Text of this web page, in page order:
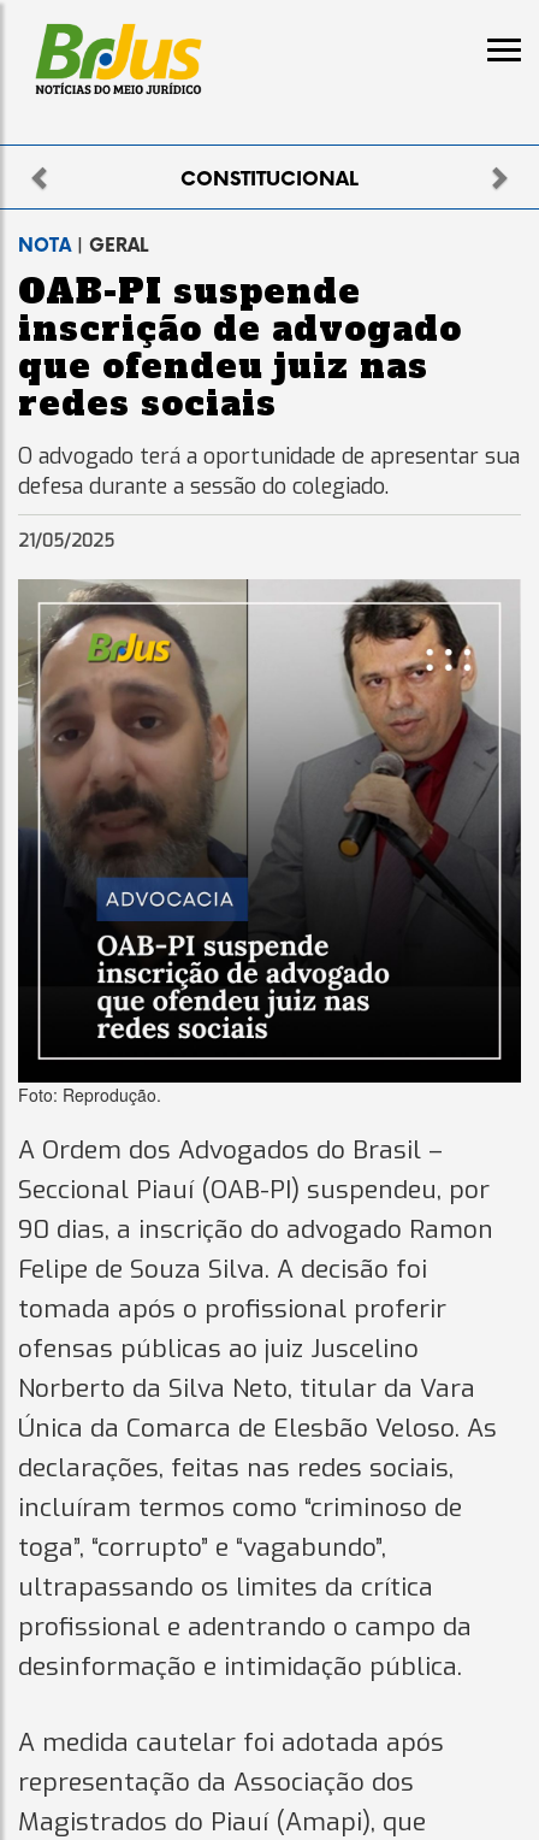
Previous
NOTA| GERAL
OAB-PI suspende
inscrição de advogado
que ofendeu juiz nas
redes sociais
O advogado terá a oportunidade de apresentar sua
defesa durante a sessão do colegiado.
21/05/2025
Foto: Reprodução.
A Ordem dos Advogados do Brasil –
Seccional Piauí (OAB-PI) suspendeu, por
90 dias, a inscrição do advogado Ramon
Felipe de Souza Silva. A decisão foi
tomada após o profissional proferir
ofensas públicas ao juiz Juscelino
Norberto da Silva Neto, titular da Vara
Única da Comarca de Elesbão Veloso. As
declarações, feitas nas redes sociais,
incluíram termos como “criminoso de
toga”, “corrupto” e “vagabundo”,
ultrapassando os limites da crítica
profissional e adentrando o campo da
desinformação e intimidação pública.
A medida cautelar foi adotada após
representação da Associação dos
Magistrados do Piauí (Amapi), que